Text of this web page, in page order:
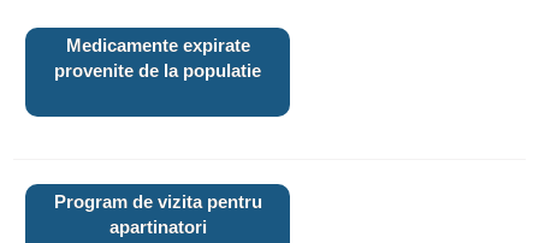
Medicamente expirate
provenite de la populatie
Program de vizita pentru
apartinatori